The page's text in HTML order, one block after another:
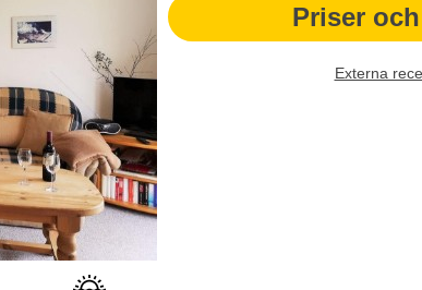
Priser
Externa